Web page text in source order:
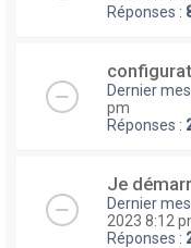
Réponses :
Dernier
pm
Réponses :
Je
Dernier
2023 8:12
Réponses :